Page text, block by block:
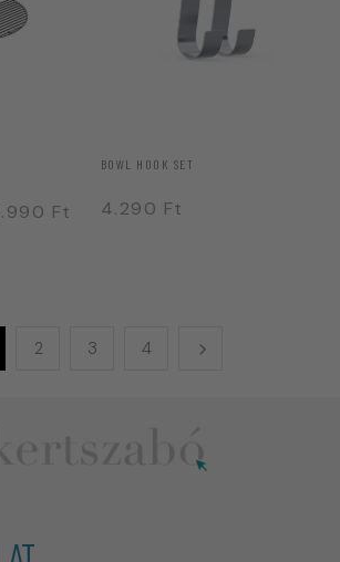
Ft
BOWL HOOK SET
4.290 Ft
2 3 4